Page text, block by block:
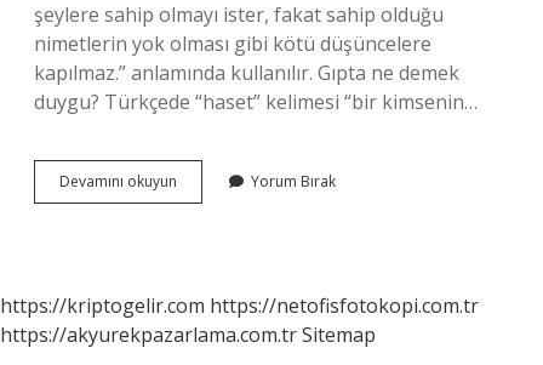
şeylere sahip olmayı ister, fakat sahip olduğu
nimetlerin yok olması gibi kötü düşüncelere
kapılmaz.” anlamında kullanılır. Gıpta ne demek
duygu? Türkçede “haset” kelimesi “bir kimsenin…
Devamını okuyun
Etmek
Yorum Bırak
https://kriptogelir.com https://netofisfotokopi.com.tr
https://akyurekpazarlama.com.trSitemap